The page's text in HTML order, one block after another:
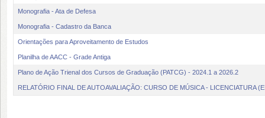
Monografia - Ata de Defesa
Monografia - Cadastro da Banca
Orientações para Aproveitamento de Estudos
Planilha de AACC - Grade Antiga
Plano de Ação Trienal dos Cursos de Graduação (PATCG) - 2024.1 a 2026.2
RELATÓRIO FINAL DE AUTOAVALIAÇÃO: CURSO DE MÚSICA - LICENCIATURA